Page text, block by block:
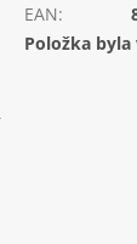
EAN:
Položka